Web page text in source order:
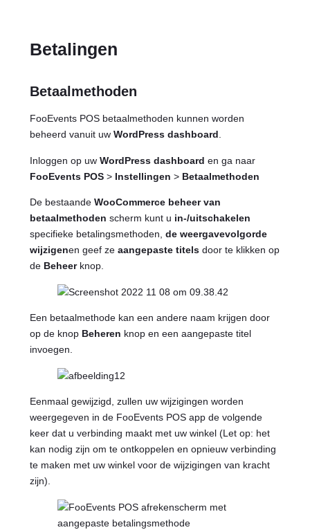
Betalingen
Betaalmethoden
FooEvents POS betaalmethoden kunnen worden
beheerd vanuit uwWordPress dashboard.
Inloggen op uwWordPress dashboard en ga naar
FooEvents POS> Instellingen> Betaalmethoden
De bestaandeWooCommerce beheer van
betaalmethoden scherm kunt u in-/uitschakelen
specifieke betalingsmethoden,de weergavevolgorde
wijzigenen geef zeaangepaste titels door te klikken op
de Beheerknop.
Een betaalmethode kan een andere naam krijgen door
op de knop Beheren knop en een aangepaste titel
invoegen.
Eenmaal gewijzigd, zullen uw wijzigingen worden
weergegeven in de FooEvents POS app de volgende
keer dat u verbinding maakt met uw winkel (Let op: het
kan nodig zijn om te ontkoppelen en opnieuw verbinding
te maken met uw winkel voor de wijzigingen van kracht
zijn).